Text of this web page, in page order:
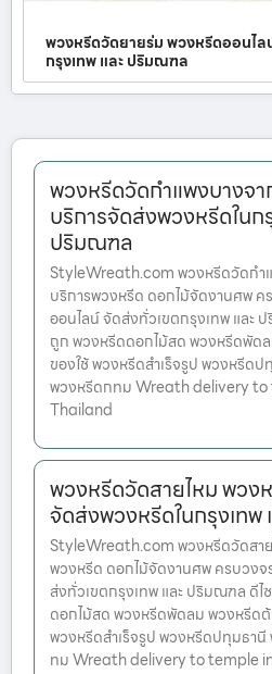
พวงหรีดวัดยายร่ม พวงหรีดออนไล
กรุงเทพ และ ปริมณฑล
พวงหรีดวัดกำแพงบางจ
บริการจัดส่งพวงหรีดในก
ปริมณฑล
StyleWreath.com พวงหรีดวัดกำ
บริการพวงหรีด ดอกไม้จัดงานศพ ค
ออนไลน์ จัดส่งทั่วเขตกรุงเทพ และ
ถูก พวงหรีดดอกไม้สด พวงหรีดพัด
ของใช้ พวงหรีดสำเร็จรูป พวงหรีด
พวงหรีดกทม Wreath delivery
Thailand
พวงหรีดวัดสายไหม พวง
จัดส่งพวงหรีดในกรุงเท
StyleWreath.com พวงหรีดวัดสาย
พวงหรีด ดอกไม้จัดงานศพ ครบวงจ
ส่งทั่วเขตกรุงเทพ และ ปริมณฑล ดี
ดอกไม้สด พวงหรีดพัดลม พวงหรีด
พวงหรีดสำเร็จรูป พวงหรีดปทุมธา
ทม Wreath delivery to temple